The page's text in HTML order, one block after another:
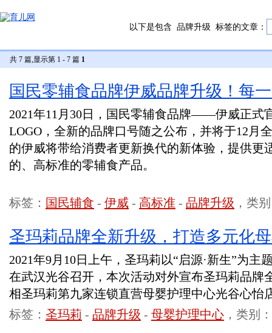
以下是包含 品牌升级 标签的文章：
共 7 篇,显示第 1 - 7 篇 1
国民零辅食品牌伊威品牌升级！每
2021年11月30日，国民零辅食品牌——伊威正式
LOGO，全新的品牌口号随之公布，并将于12月
的伊威将带给消费者更新换代的新体验，提供更
的、高标准的零辅食产品。
标签： 国民辅食 - 伊威 - 高标准 - 品牌升级 ，类
圣玛莉品牌全新升级，打造多元化
2021年9月10日上午，圣玛莉以“启源·新生”为主
在武汉光谷召开，本次活动对外宣布圣玛莉品牌
相圣玛莉第九家连锁直营母婴护理中心光谷心怡
标签： 圣玛莉 - 品牌升级 - 母婴护理中心 ，类别